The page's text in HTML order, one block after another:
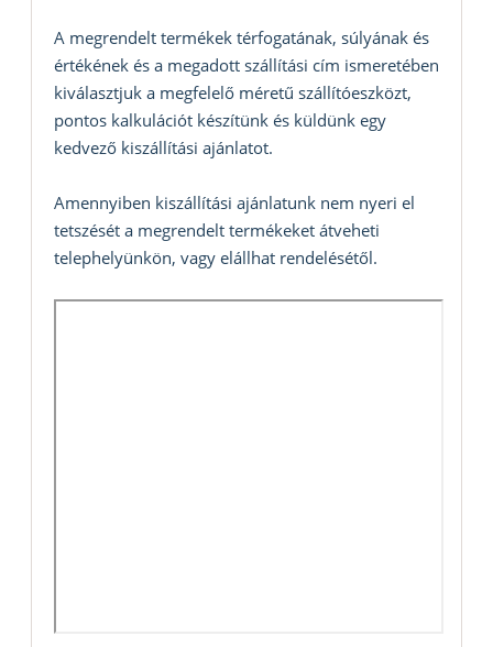
A megrendelt termékek térfogatának, súlyának és
értékének és a megadott szállítási cím ismeretében
kiválasztjuk a megfelelő méretű szállítóeszközt,
pontos kalkulációt készítünk és küldünk egy
kedvező kiszállítási ajánlatot.
Amennyiben kiszállítási ajánlatunk nem nyeri el
tetszését a megrendelt termékeket átveheti
telephelyünkön, vagy elállhat rendelésétől.